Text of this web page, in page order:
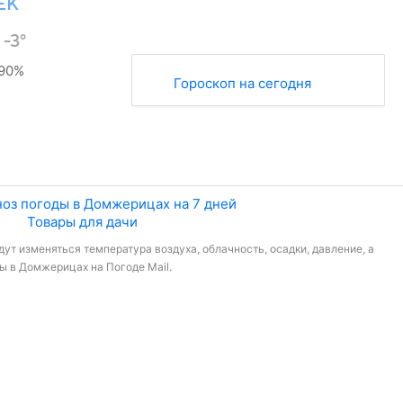
Гороскоп на сегодня
-3°
погоды в Домжерицах на 7 дней
Товары для дачи
температура воздуха, облачность, осадки, давление, а
в Домжерицах на Погоде Mail.